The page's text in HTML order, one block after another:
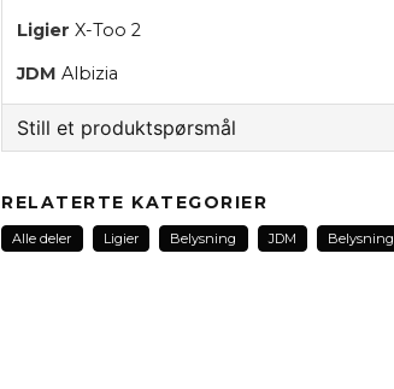
Ligier X-Too 2
JDM Albizia
Still et produktspørsmål
Spør oss noe om dette produktet...
RELATERTE KATEGORIER
Alle deler Ligier Belysning JDM Belysning